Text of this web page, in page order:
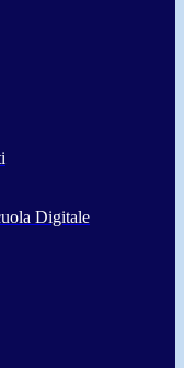
Digitale